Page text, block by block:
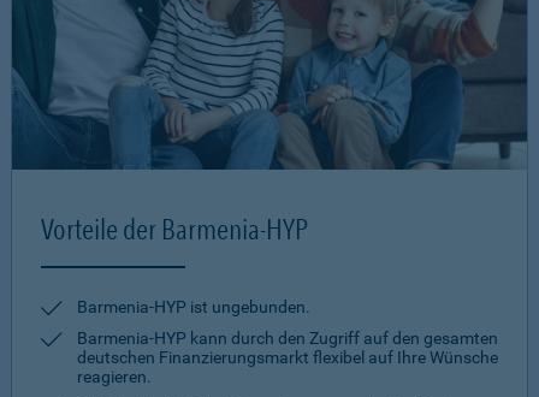
Vorteile der Barmenia-HYP
Barmenia-HYP ist ungebunden.
Barmenia-HYP kann durch den Zugriff auf den gesamten
deutschen Finanzierungsmarkt flexibel auf Ihre Wünsche
reagieren.